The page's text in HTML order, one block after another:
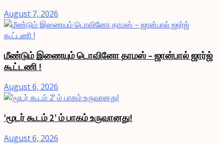
August 7, 2026
மீண்டும் இணையும் டொவினோ தாமஸ் – ஜான்பால் ஜார்ஜ்
கூட்டணி !
August 6, 2026
‘மூடர் கூடம் 2’ ம் பாகம் உருவானது!
August 6, 2026